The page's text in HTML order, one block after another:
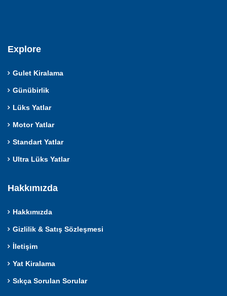
Explore
Gulet Kiralama
Günübirlik
Lüks Yatlar
Motor Yatlar
Standart Yatlar
Ultra Lüks Yatlar
Hakkımızda
Hakkımızda
Gizlilik & Satış Sözleşmesi
İletişim
Yat Kiralama
Sıkça Sorulan Sorular